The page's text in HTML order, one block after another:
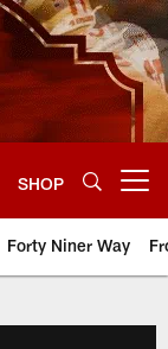
SHOP
Forty Niner Way